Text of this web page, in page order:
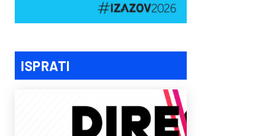
ISPRATI